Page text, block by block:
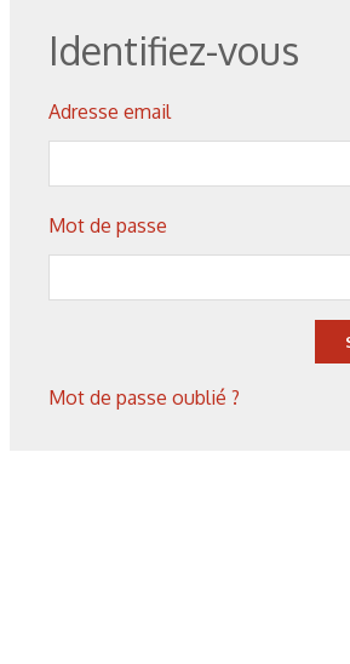
Les derniers
thème
Identifiez-vous
Adresse email
Mot de passe
Mot de passe oublié ?